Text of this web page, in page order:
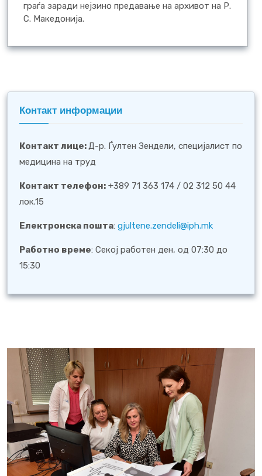
граѓа заради нејзино предавање на архивот на Р.
С. Македонија.
Контакт информации
Контакт лице:Д-р. Ѓултен Зендели, специјалист по
медицина на труд
Контакт телефон: +389 71 363 174 / 02 312 50 44
лок.15
Електронска пошта: gjultene.zendeli@iph.mk
Работно време: Секој работен ден, од 07:30 до
15:30